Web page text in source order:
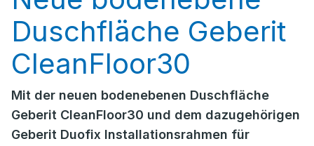
Duschfläche Geberit
CleanFloor30
Mit der neuen bodenebenen Duschfläche
Geberit CleanFloor30 und dem dazugehörigen
Geberit Duofix Installationsrahmen für